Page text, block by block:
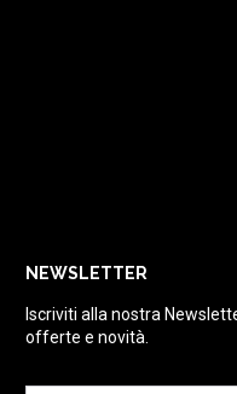
NEWSLETTER
Iscriviti alla nostra
offerte e novità.